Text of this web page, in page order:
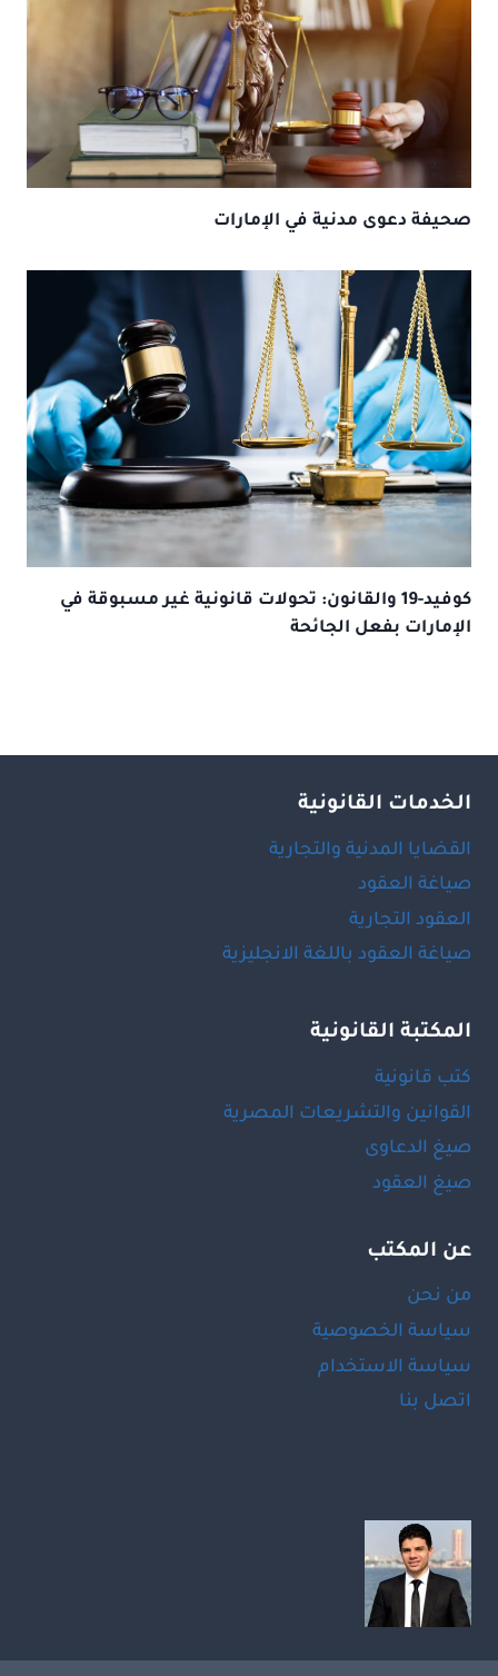
صحيفة دعوى مدنية في الإمارات
كوفيد-19 والقانون: تحولات قانونية غير مسبوقة في
الإمارات بفعل الجائحة
الخدمات القانونية
القضايا المدنية والتجارية
صياغة العقود
العقود التجارية
صياغة العقود باللغة الانجليزية
المكتبة القانونية
كتب قانونية
القوانين والتشريعات المصرية
صيغ الدعاوى
صيغ العقود
عن المكتب
من نحن
سياسة الخصوصية
سياسة الاستخدام
اتصل بنا